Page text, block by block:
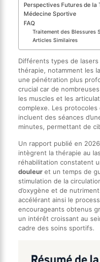
Perspectives Futures de la
Médecine Sportive
FAQ
Traitement des Blessures
Articles Similaires
Différents types de
thérapie, notamment les
une pénétration plus
crucial car de
les muscles et les
complexe. Les
incluent des séances
minutes, permettant de
Un rapport publié en
intègrent la thérapie au
réhabilitation constatent
douleuret un temps de
stimulation de la
d’oxygène et de
accélérant ainsi le
encourageants obtenus
un intérêt croissant au
cadre des soins sportifs.